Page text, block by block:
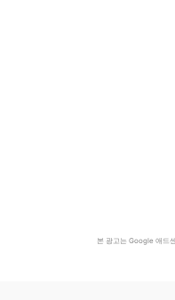
본 광고는 Google 애드